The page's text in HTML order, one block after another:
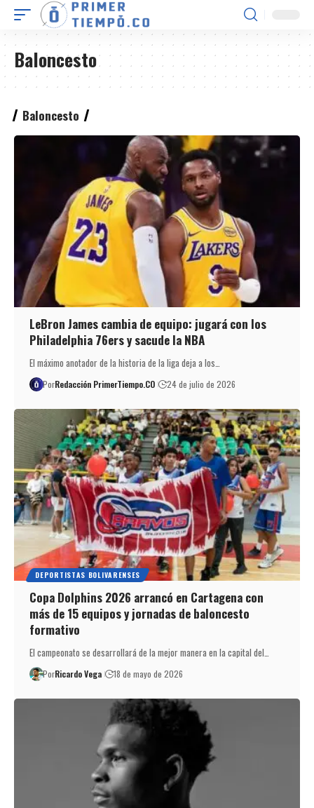
Baloncesto
Baloncesto
LeBron James cambia de equipo: jugará con los
Philadelphia 76ers y sacude la NBA
El máximo anotador de la historia de la liga deja a los…
PorRedacción PrimerTiempo.CO 24 de julio de 2026
DEPORTISTAS BOLIVARENSES
Copa Dolphins 2026 arrancó en Cartagena con
más de 15 equipos y jornadas de baloncesto
formativo
El campeonato se desarrollará de la mejor manera en la capital del…
PorRicardo Vega 18 de mayo de 2026